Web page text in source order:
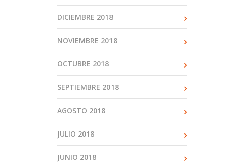
DICIEMBRE 2018
NOVIEMBRE 2018
OCTUBRE 2018
SEPTIEMBRE 2018
AGOSTO 2018
JULIO 2018
JUNIO 2018